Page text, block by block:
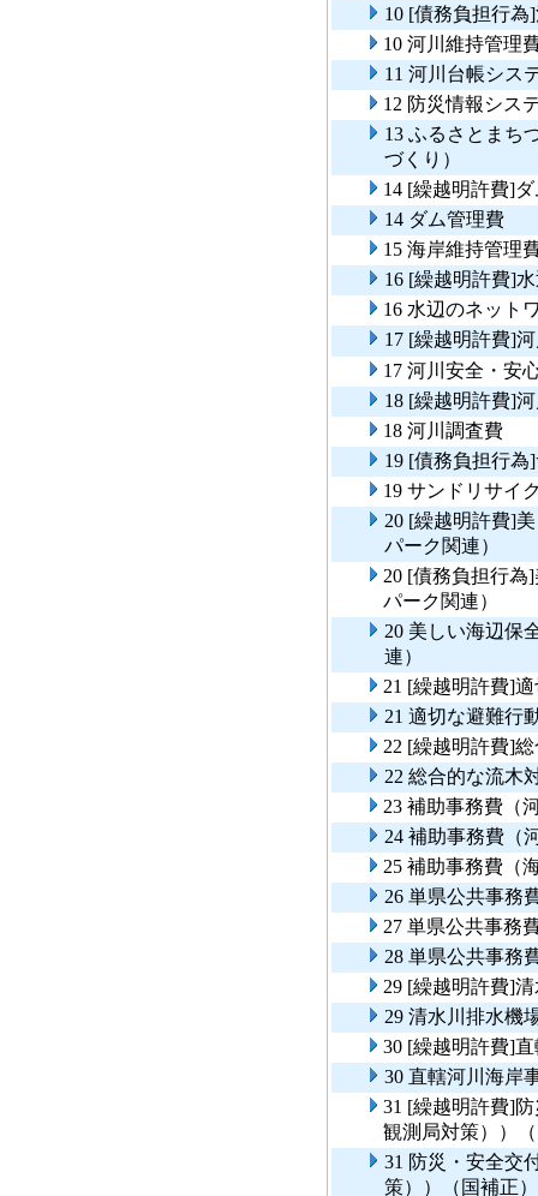
10 [債務負担行為
10 河川維持管理
11 河川台帳シス
12 防災情報シス
13 ふるさとまち
づくり）
14 [繰越明許費]
14 ダム管理費
15 海岸維持管理
16 [繰越明許費]
16 水辺のネット
17 [繰越明許費]
17 河川安全・安
18 [繰越明許費]
18 河川調査費
19 [債務負担行
19 サンドリサイ
20 [繰越明許費]
パーク関連）
20 [債務負担行為
パーク関連）
20 美しい海辺保
連）
21 [繰越明許費]
21 適切な避難行
22 [繰越明許費]
22 総合的な流木
23 補助事務費（
24 補助事務費（
25 補助事務費（
26 単県公共事務
27 単県公共事務
28 単県公共事務
29 [繰越明許費]
29 清水川排水機
30 [繰越明許費]
30 直轄河川海岸
31 [繰越明許費]
観測局対策））
31 防災・安全交
策））（国補正）